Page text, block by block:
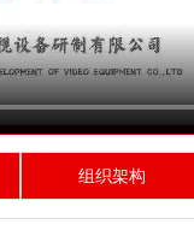
组织架构